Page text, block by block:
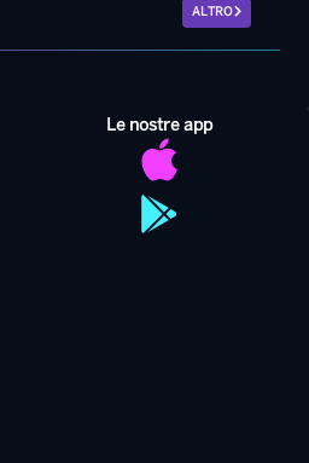
ALTRO
Le nostre app